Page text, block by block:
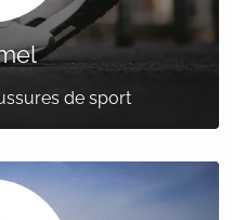
de sport